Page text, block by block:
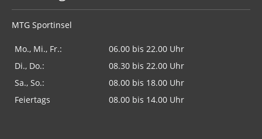
MTG Sportinsel
Mo., Mi., Fr.:
06.00 bis 22.00 Uhr
Di., Do.:
08.30 bis 22.00 Uhr
Sa., So.:
08.00 bis 18.00 Uhr
Feiertags
08.00 bis 14.00 Uhr